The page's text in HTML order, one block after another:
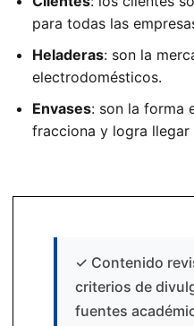
para todas las
Heladeras: son la
electrodomésticos.
Envases: son la forma
fracciona y logra llegar
✓ Contenido
criterios de
fuentes